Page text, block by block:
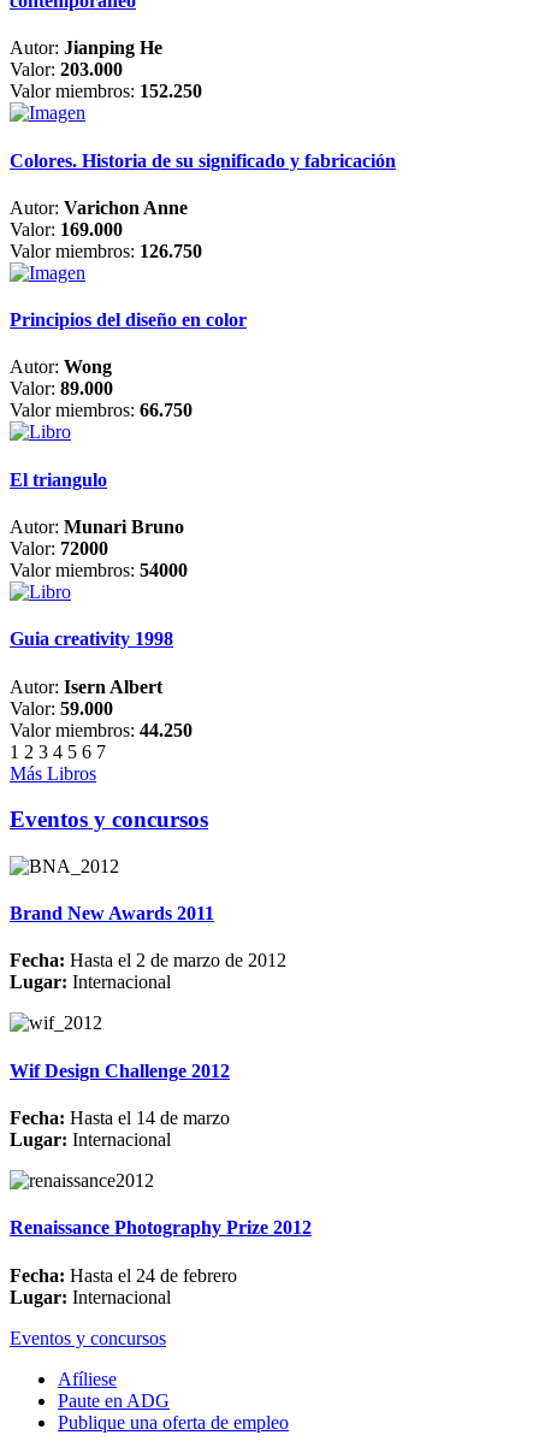
Autor: Jianping He
Valor: 203.000
Valor miembros: 152.250
Colores. Historia de su significado y fabricación
Autor: Varichon Anne
Valor: 169.000
Valor miembros: 126.750
Principios del diseño en color
Autor: Wong
Valor: 89.000
Valor miembros: 66.750
El triangulo
Autor: Munari Bruno
Valor: 72000
Valor miembros: 54000
Guia creativity 1998
Autor: Isern Albert
Valor: 59.000
Valor miembros: 44.250
1 2 3 4 5 6 7
Más Libros
Eventos y concursos
Brand New Awards 2011
Fecha: Hasta el 2 de marzo de 2012
Lugar: Internacional
Wif Design Challenge 2012
Fecha: Hasta el 14 de marzo
Lugar: Internacional
Renaissance Photography Prize 2012
Fecha: Hasta el 24 de febrero
Lugar: Internacional
Eventos y concursos
Afíliese
Paute en ADG
Publique una oferta de empleo